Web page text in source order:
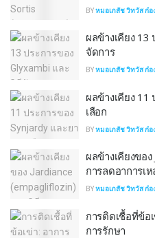
BYหมอเภสัช วิทวัส ก๋อ
ผลข้างเคียง 13
จัดการ
BYหมอเภสัช วิทวัส ก๋อ
ผลข้างเคียง 11
เลือก
BYหมอเภสัช วิทวัส ก๋อ
ผลข้างเคียงขอ
การลดอาการเ
BYหมอเภสัช วิทวัส ก๋อ
การติดเชื้อที่ข้อ
การรักษา